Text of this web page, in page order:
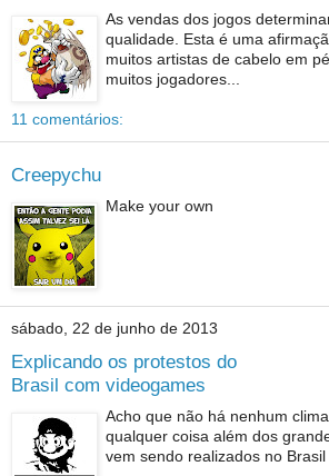
As vendas dos jogos
qualidade. Esta é uma
muitos artistas de cabelo em
muitos jogadores...
11 comentários:
Creepychu
Make your own
sábado, 22 de junho de 2013
Explicando os protestos do
Brasil com videogames
Acho que não há nenhum
qualquer coisa além dos
vem sendo realizados no Brasil